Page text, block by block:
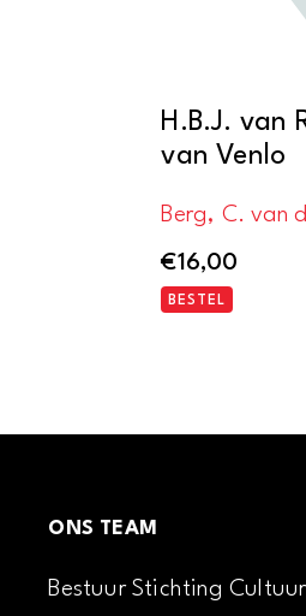
H.B.J. van
van Venlo
Berg, C. van
€16,00
BESTEL
ONS TEAM
Bestuur Stichting